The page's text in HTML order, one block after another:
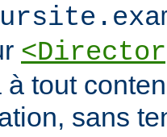
tout
sans